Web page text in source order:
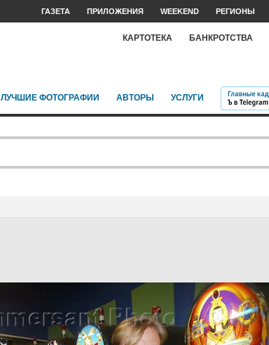
ГАЗЕТА ПРИЛОЖЕНИЯ WEEKEND РЕГИОНЫ
КАРТОТЕКА БАНКРОТСТВА
ЛУЧШИЕ ФОТОГРАФИИ АВТОРЫ УСЛУГИ